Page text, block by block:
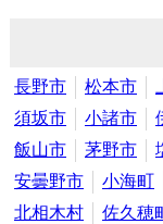
長野市 松本市
須坂市
小諸市
飯山市
茅野市
安曇野市
小海町
北相木村
佐久穂